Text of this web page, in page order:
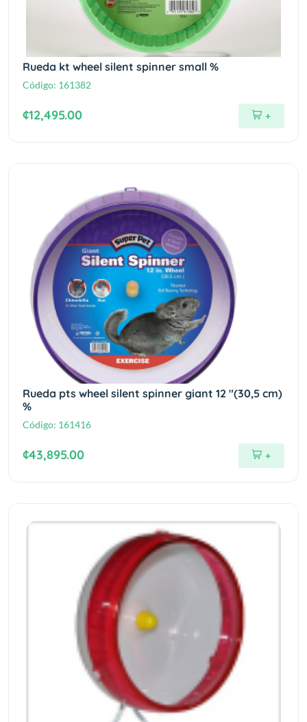
Rueda kt wheel silent spinner small %
Código: 161382
¢12,495.00 +
Rueda pts wheel silent spinner giant 12 "(30,5 cm)
%
Código: 161416
¢43,895.00 +